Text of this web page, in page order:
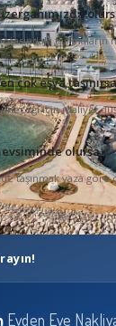
çok eşya taşınırsa
için maliyet
olursa
taşınmak yaza
Evden Eve